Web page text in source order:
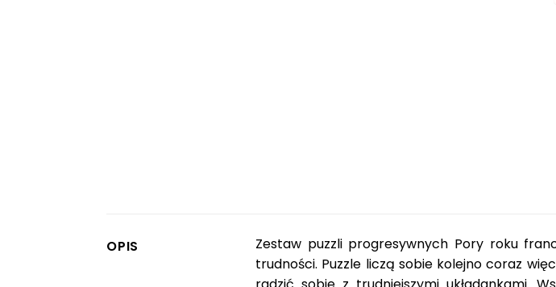
OPIS
Zestaw puzzli progresywnych Pory roku
trudności. Puzzle liczą sobie kolejno coraz